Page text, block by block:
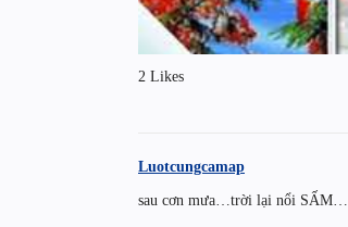
2 Likes
Luotcungcamap
sau cơn mưa…trời lại nổi SẤM…